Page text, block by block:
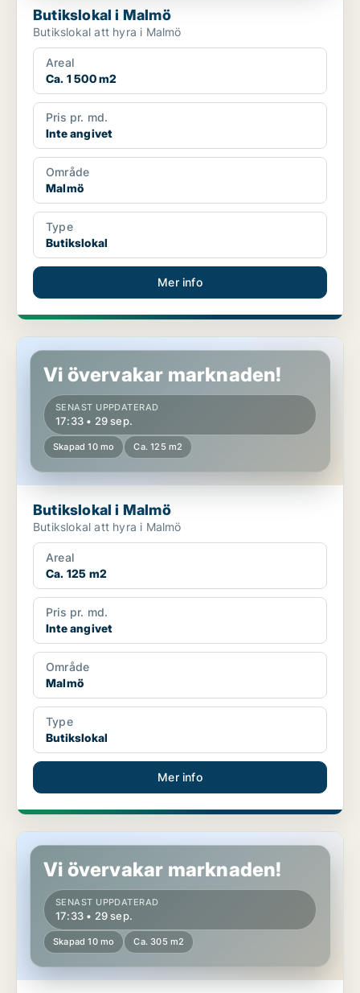
Butikslokal i Malmö
Butikslokal att hyra i Malmö
Areal
Ca. 1 500 m2
Pris pr. md.
Inte angivet
Område
Malmö
Type
Butikslokal
Mer info
Butikslokal i Malmö
Vi övervakar marknaden!
SENAST UPPDATERAD
17:33 • 29 sep.
Skapad 10 mo Ca. 125 m2
Butikslokal i Malmö
Butikslokal att hyra i Malmö
Areal
Ca. 125 m2
Pris pr. md.
Inte angivet
Område
Malmö
Type
Butikslokal
Mer info
Butikslokal i Malmö
Vi övervakar marknaden!
SENAST UPPDATERAD
17:33 • 29 sep.
Skapad 10 mo Ca. 305 m2